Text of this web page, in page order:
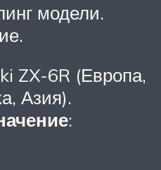
модели.
ZX-6R (Европа,
Азия).
: